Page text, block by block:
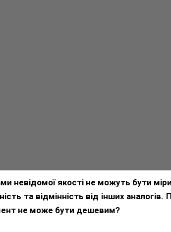
невідомої якості не можуть бути
та відмінність від інших
не може бути дешевим?